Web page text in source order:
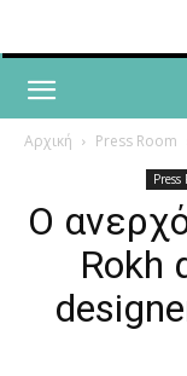
Αρχική Press Room
Press
Ο
Rokh